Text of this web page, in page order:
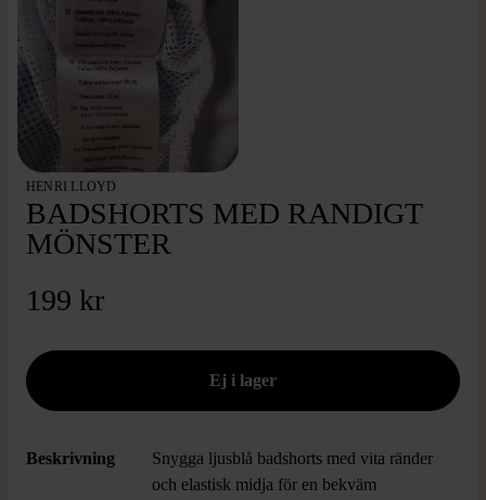
HENRI LLOYD
BADSHORTS MED RANDIGT
MÖNSTER
199 kr
Beskrivning
Snygga ljusblå badshorts med vita ränder
och elastisk midja för en bekväm